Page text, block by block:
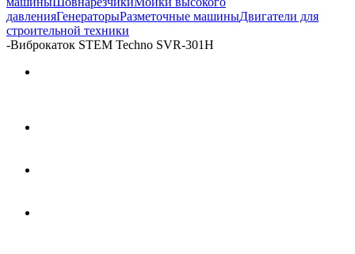
давленияГенераторыРазметочные машиныДвигатели для
строительной техники
-Виброкаток STEM Techno SVR-301H